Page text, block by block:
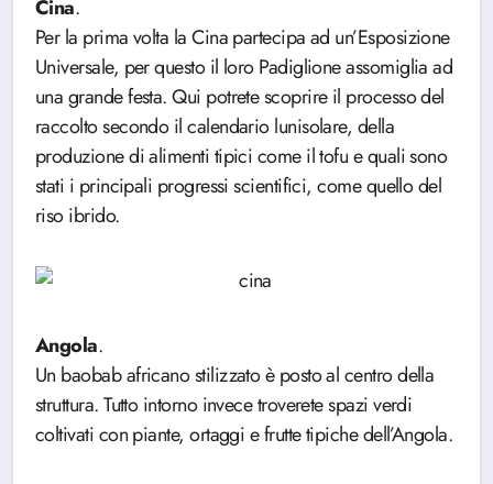
Cina.
Per la prima volta la Cina partecipa ad un’Esposizione
Universale, per questo il loro Padiglione assomiglia ad
una grande festa. Qui potrete scoprire il processo del
raccolto secondo il calendario lunisolare, della
produzione di alimenti tipici come il tofu e quali sono
stati i principali progressi scientifici, come quello del
riso ibrido.
Angola.
Un baobab africano stilizzato è posto al centro della
struttura. Tutto intorno invece troverete spazi verdi
coltivati con piante, ortaggi e frutte tipiche dell’Angola.